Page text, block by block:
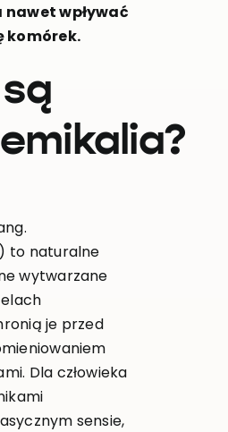
nawet wpływać
komórek.
to naturalne
wytwarzane
je przed
Dla człowieka
sensie,